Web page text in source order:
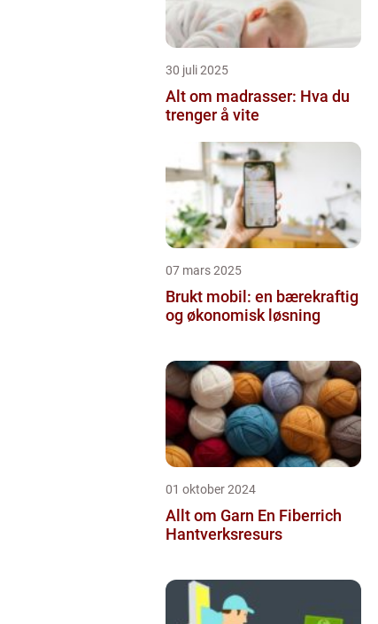
30 juli 2025
Alt om madrasser: Hva du
trenger å vite
07 mars 2025
Brukt mobil: en bærekraftig
og økonomisk løsning
01 oktober 2024
Allt om Garn En Fiberrich
Hantverksresurs